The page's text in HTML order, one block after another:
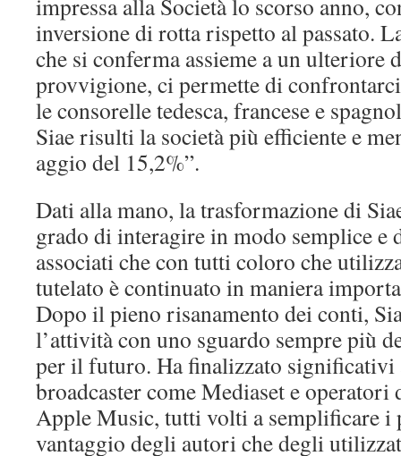
impressa alla Società lo scorso anno,
inversione di rotta rispetto al passato.
che si conferma assieme a un ulteriore
provvigione, ci permette di
le consorelle tedesca, francese e
Siae risulti la società più efficiente e
aggio del 15,2%”.
Dati alla mano, la trasformazione di
grado di interagire in modo semplice e
associati che con tutti coloro che
tutelato è continuato in maniera
Dopo il pieno risanamento dei conti,
l’attività con uno sguardo sempre più
per il futuro. Ha finalizzato significativi
broadcaster come Mediaset e
Apple Music, tutti volti a semplificare i
vantaggio degli autori che degli